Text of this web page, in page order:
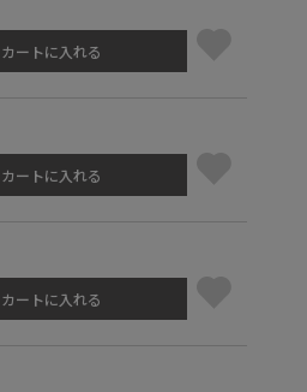
カートに入れる
カートに入れる
カートに入れる